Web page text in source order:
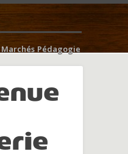
Marchés Pédagogie